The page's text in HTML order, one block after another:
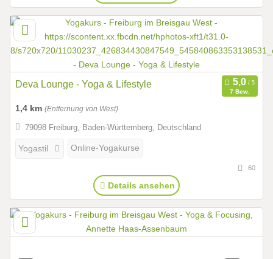
Deva Lounge - Yoga & Lifestyle
7 Bew.
1,4 km (Entfernung von West)
79098 Freiburg, Baden-Württemberg, Deutschland
Yogastil Online-Yogakurse
60
Details ansehen